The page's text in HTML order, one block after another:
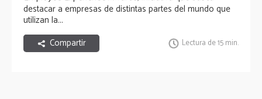
destacar a empresas de distintas partes del mundo que
utilizan la...
Compartir
Lectura de 15 min.